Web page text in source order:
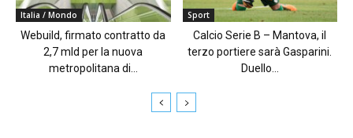
Italia / Mondo
Webuild, firmato contratto da
2,7 mld per la nuova
metropolitana di...
Sport
Calcio Serie B – Mantova, il
terzo portiere sarà Gasparini.
Duello...